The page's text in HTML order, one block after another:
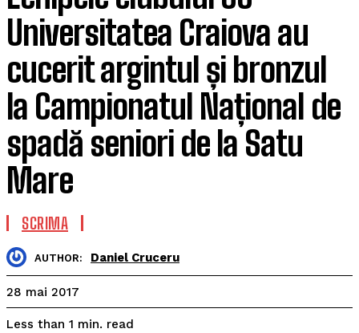
Universitatea Craiova au
cucerit argintul și bronzul
la Campionatul Național de
spadă seniori de la Satu
Mare
SCRIMA
AUTHOR: Daniel Cruceru
28 mai 2017
Less than 1 min. read